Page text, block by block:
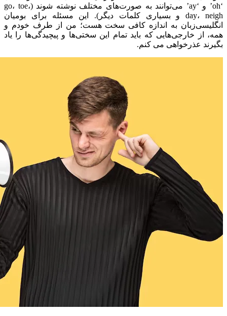
‘oh’ و ‘ay’ می‌توانند به صورت‌های مختلف نوشته شوند (go، toe،
day، neigh و بسیاری کلمات دیگر). این مسئله برای بومیان
انگلیسی‌زبان به اندازه کافی سخت هست؛ من از طرف خودم و
همه، از خارجی‌هایی که باید تمام این سختی‌ها و پیچیدگی‌ها را یاد
بگیرند عذرخواهی می کنم.